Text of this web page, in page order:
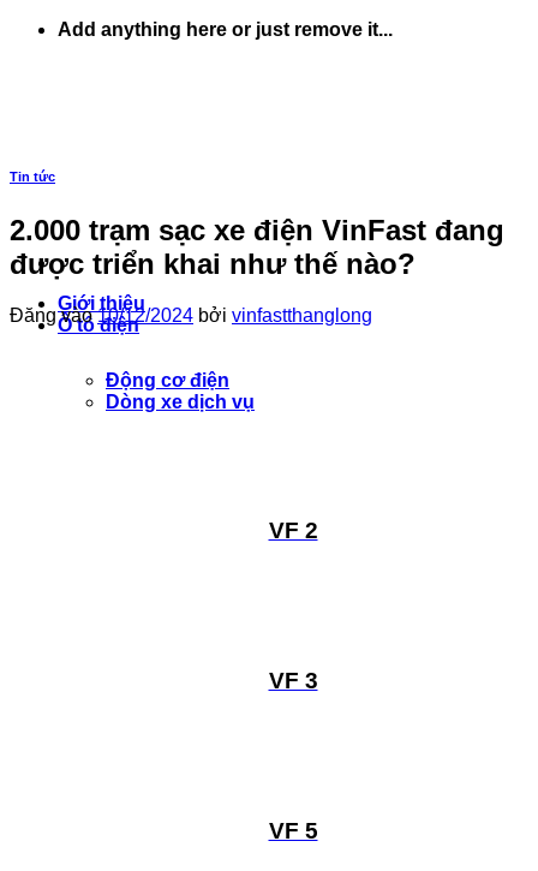
Add anything here or just remove it...
Giới thiệu
Ô tô điện
Động cơ điện
Dòng xe dịch vụ
VF 2
VF 3
VF 5
Tin tức
2.000 trạm sạc xe điện VinFast đang
được triển khai như thế nào?
Đăng vào10/12/2024 bởi vinfastthanglong